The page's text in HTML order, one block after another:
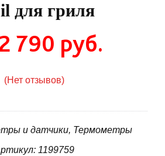
для гриля
790 руб.
(Нет отзывов)
и датчики, Термометры
1199759